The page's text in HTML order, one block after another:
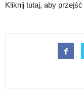
Kliknij tutaj, aby